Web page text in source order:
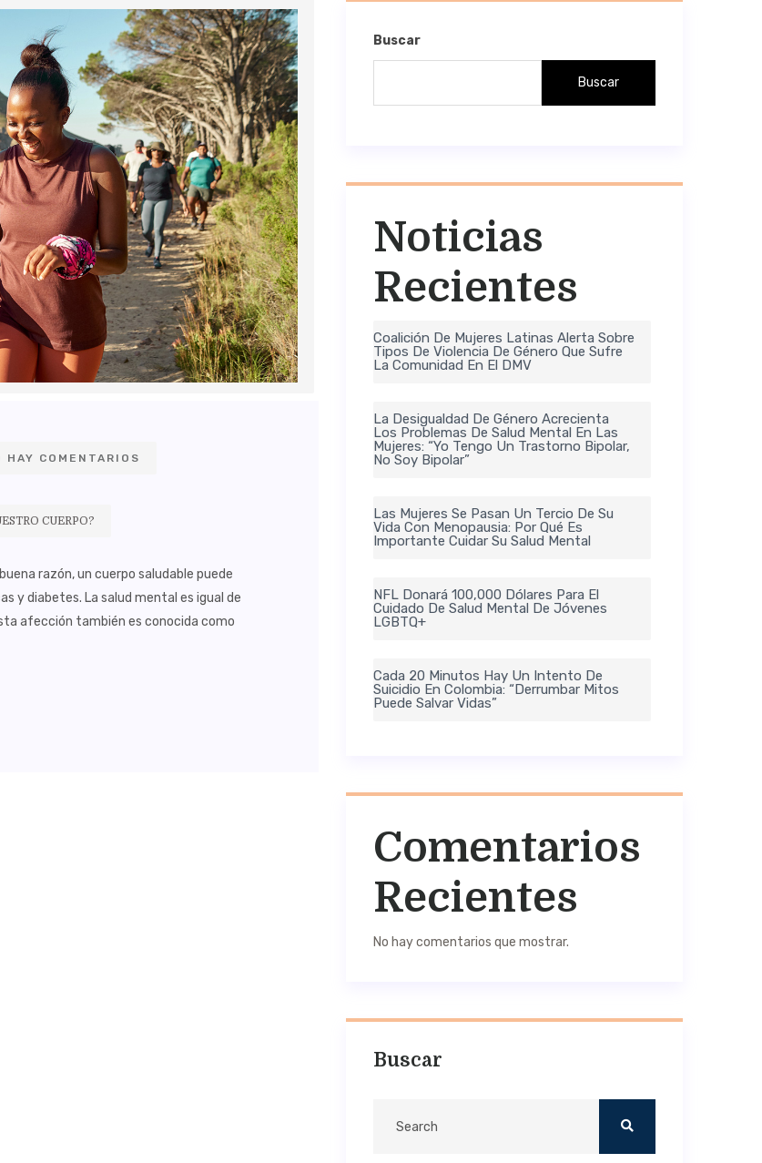
HAY COMENTARIOS
CUERPO?
razón, un cuerpo saludable puede
y diabetes. La salud mental es igual de
afección también es conocida como
Buscar
Buscar
Noticias
Recientes
Coalición De Mujeres Latinas Alerta Sobre
Tipos De Violencia De Género Que Sufre
La Comunidad En El DMV
La Desigualdad De Género Acrecienta
Los Problemas De Salud Mental En Las
Mujeres: “Yo Tengo Un Trastorno Bipolar,
No Soy Bipolar”
Las Mujeres Se Pasan Un Tercio De Su
Vida Con Menopausia: Por Qué Es
Importante Cuidar Su Salud Mental
NFL Donará 100,000 Dólares Para El
Cuidado De Salud Mental De Jóvenes
LGBTQ+
Cada 20 Minutos Hay Un Intento De
Suicidio En Colombia: “Derrumbar Mitos
Puede Salvar Vidas”
Comentarios
Recientes
No hay comentarios que mostrar.
Buscar